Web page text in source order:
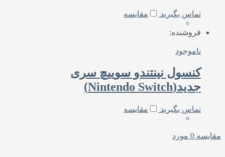
تماس بگیرید مقایسه
فروشنده:
ناموجود
کنسول نینتندو سوییچ سری
جدید(Nintendo Switch)
تماس بگیرید مقایسه
مقایسه 0 مورد